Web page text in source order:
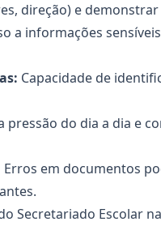
direção) e
a informações
Capacidade de
pressão do dia a dia e
Erros em documentos
Secretariado Escolar